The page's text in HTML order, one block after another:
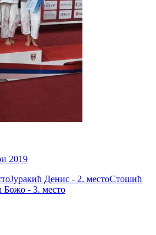
2019
Денис - 2. местоСтошић
Божо - 3. место